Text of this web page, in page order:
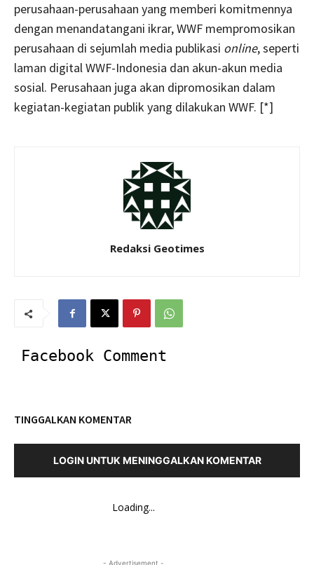
perusahaan-perusahaan yang memberi komitmennya
dengan menandatangani ikrar, WWF mempromosikan
perusahaan di sejumlah media publikasi online, seperti
laman digital WWF-Indonesia dan akun-akun media
sosial. Perusahaan juga akan dipromosikan dalam
kegiatan-kegiatan publik yang dilakukan WWF. [*]
Redaksi Geotimes
Facebook Comment
TINGGALKAN KOMENTAR
LOGIN UNTUK MENINGGALKAN KOMENTAR
Loading...
- Advertisement -